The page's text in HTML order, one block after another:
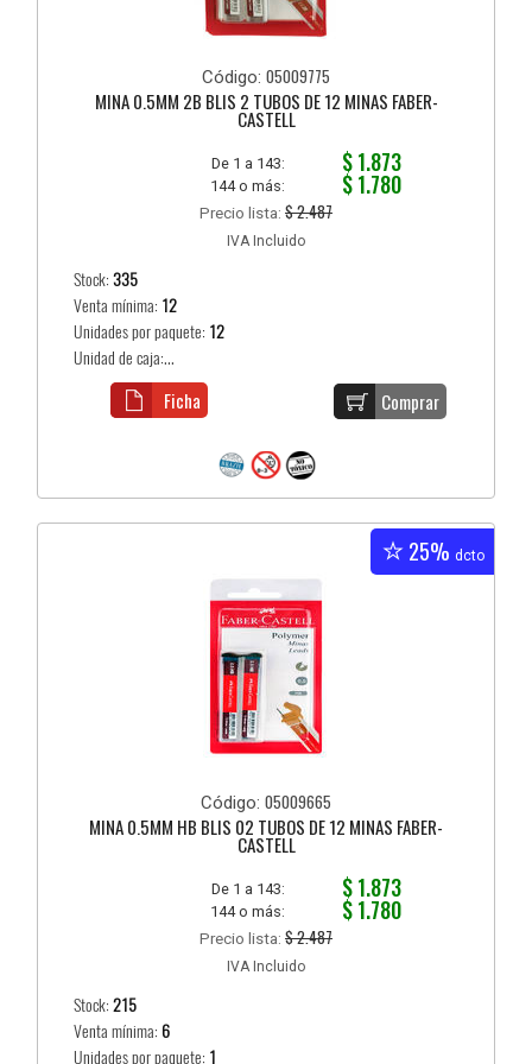
Código: 05009775
MINA 0.5MM 2B BLIS 2 TUBOS DE 12 MINAS FABER-
CASTELL
De 1 a 143: $ 1.873
144 o más: $ 1.780
Precio lista: $ 2.487
IVA Incluido
Stock:335
Venta mínima: 12
Unidades por paquete: 12
Unidad de caja:...
Comprar
Ficha
25% dcto
Código: 05009665
MINA 0.5MM HB BLIS 02 TUBOS DE 12 MINAS FABER-
CASTELL
De 1 a 143: $ 1.873
144 o más: $ 1.780
Precio lista: $ 2.487
IVA Incluido
Stock:215
Venta mínima: 6
Unidades por paquete: 1